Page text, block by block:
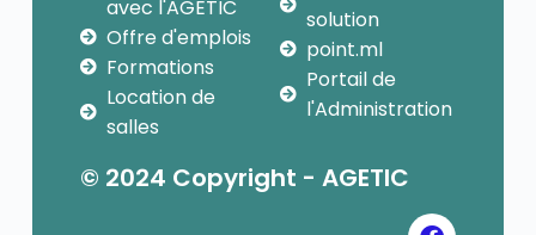
avec l'AGETIC
Offre d'emplois
Formations
Location de
salles
solution
point.ml
Portail de
l'Administration
© 2024 Copyright - AGETIC